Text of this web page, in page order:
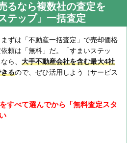
るなら複数社の査定を
テップ」一括査定
ずは「不動産一括査定」で売却価格
頼は「無料」だ。「すまいステッ
ら、 大手不動産会社を含む最大4社
るので、ぜひ活用しよう（サービス
すべて選んでから「無料査定スタ